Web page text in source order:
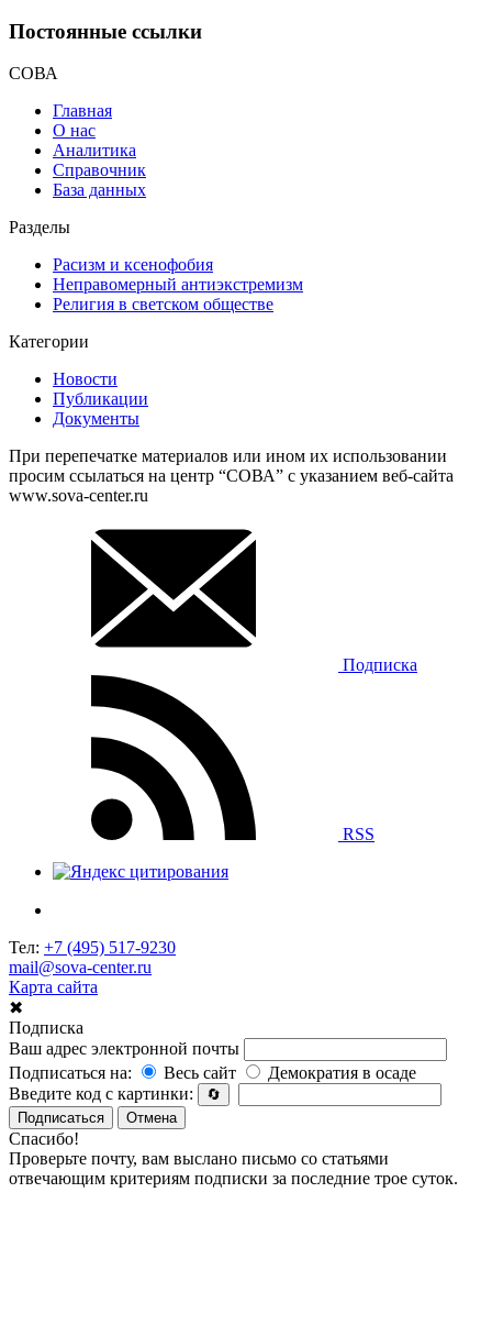
Постоянные ссылки
СОВА
Главная
О нас
Аналитика
Справочник
База данных
Разделы
Расизм и ксенофобия
Неправомерный антиэкстремизм
Религия в светском обществе
Категории
Новости
Публикации
Документы
При перепечатке материалов или ином их использовании
просим ссылаться на центр “СОВА” с указанием веб-сайта
www.sova-center.ru
Подписка
RSS
Тел: +7 (495) 517-9230
mail@sova-center.ru
Карта сайта
✖
Подписка
Ваш адрес электронной почты
Подписаться на:
Весь сайт
Демократия в осаде
Введите код с картинки:
🔄
Подписаться
Отмена
Спасибо!
Проверьте почту, вам выслано письмо со статьями
отвечающим критериям подписки за последние трое суток.